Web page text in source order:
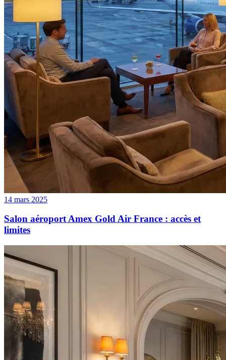
14 mars 2025
Salon aéroport Amex Gold Air France : accès et
limites